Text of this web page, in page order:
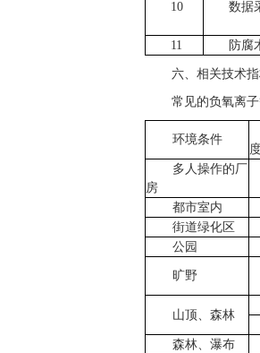
10 数据
11 防腐
六、相关技术
常见的负氧离
环境条件
多人操作的厂
房
都市室内
街道绿化区
公园
旷野
山顶、森林
森林、瀑布